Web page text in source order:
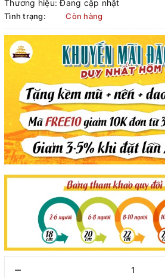
Thương hiệu: Đang cập nhật
Tình trạng: Còn hàng
–